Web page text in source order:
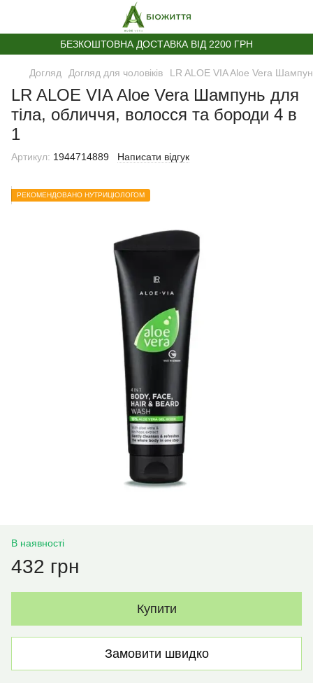
БЕЗКОШТОВНА ДОСТАВКА ВІД 2200 ГРН
Догляд Догляд для чоловіків LR ALOE VIA Aloe Vera
LR ALOE VIA Aloe Vera Шампунь для
тіла, обличчя, волосся та бороди 4 в
1
Артикул: 1944714889 Написати відгук
РЕКОМЕНДОВАНО НУТРИЦІОЛОГОМ
В наявності
432 грн
Купити
Замовити швидко